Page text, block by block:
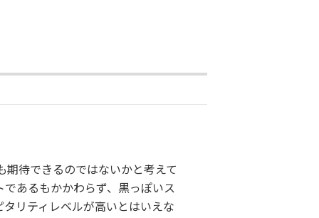
待できるのではないかと考えて
あるもかかわらず、黒っぽいス
リティレベルが高いとはいえな